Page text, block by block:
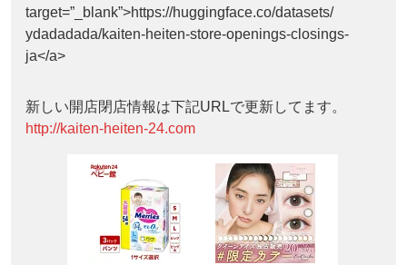
target=”_blank”>https://huggingface.co/datasets/
ydadadada/kaiten-heiten-store-openings-closings-
ja</a>
新しい開店閉店情報は下記URLで更新してます。
http://kaiten-heiten-24.com